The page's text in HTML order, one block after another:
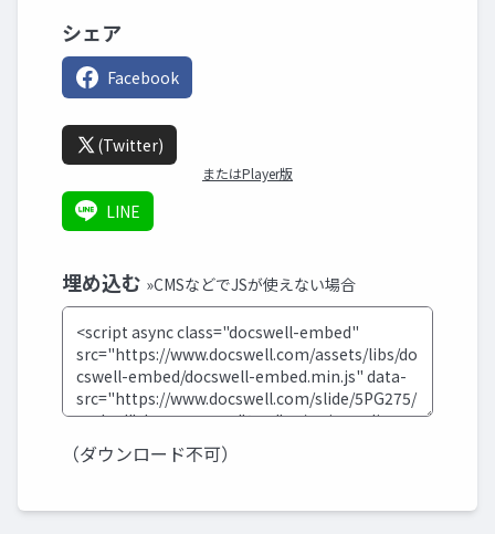
シェア
Facebook
(Twitter)
またはPlayer版
LINE
埋め込む »CMSなどでJSが使えない場合
（ダウンロード不可）